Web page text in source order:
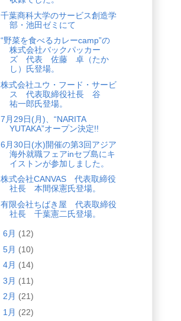
千葉商科大学のサービス創造学
部・池田ゼミにて
“野菜を食べるカレーcamp”の
株式会社バックパッカー
ズ 代表 佐藤 卓（たか
し）氏登場。
株式会社ユウ・フード・サービ
ス 代表取締役社長 谷
祐一郎氏登場。
7月29日(月)、“NARITA
YUTAKA”オープン決定!!
6月30日(水)開催の第3回アジア
海外就職フェアinセブ島にキ
イストンが参加しました。
株式会社CANVAS 代表取締役
社長 本間保憲氏登場。
有限会社ちばき屋 代表取締役
社長 千葉憲二氏登場。
6月 (12)
5月 (10)
4月 (14)
3月 (11)
2月 (21)
1月 (22)